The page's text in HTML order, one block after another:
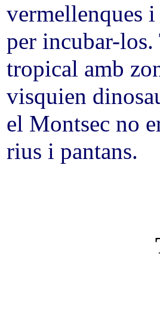
vermellenques
per incubar-los.
tropical amb
visquien
el Montsec no
rius i pantans.